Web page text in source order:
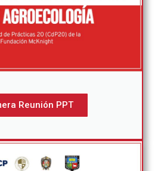
Reunión PPT